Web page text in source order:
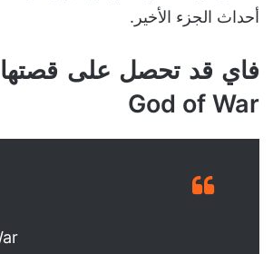
أحداث الجزء الأخير.
فاي قد تحصل على
God of War